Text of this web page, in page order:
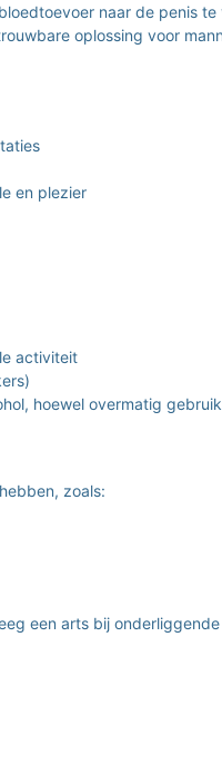
naar de penis
oplossing voor
en plezier
activiteit
hoewel overmatig
zoals:
een arts bij